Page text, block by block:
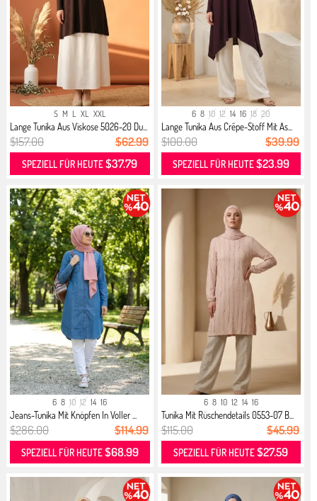
S M L XL XXL
Lange Tunika Aus Viskose 5026-20 Du...
$157.00 $62.99
SPEZIELL FÜR HEUTE$37.79
6 8 10 12 14 16 18 20
Lange Tunika Aus Crêpe-Stoff Mit As...
$100.00 $39.99
SPEZIELL FÜR HEUTE$23.99
6 8 10 12 14 16
Jeans-Tunika Mit Knöpfen In Voller ...
$286.00 $114.99
SPEZIELL FÜR HEUTE$68.99
6 8 10 12 14 16
Tunika Mit Rüschendetails 0553-07 B...
$115.00 $45.99
SPEZIELL FÜR HEUTE$27.59